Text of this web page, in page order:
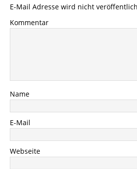
E-Mail Adresse wird nicht
Kommentar
Name
E-Mail
Webseite